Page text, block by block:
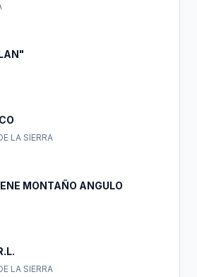
LA SIERRA
MONTAÑO ANGULO
LA SIERRA